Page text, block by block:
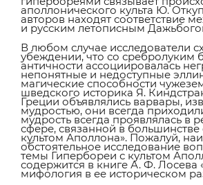
аполлонического культа Ю.
авторов находят соответствие
и русским летописным
В любом случае исследователи
убеждении, что со сребролуким
античности ассоциировалась
непонятные и недоступные
магические способности
шведского историка Я.
Греции объявлялись варвары,
мудростью, они всегда
мудрость всегда проявлялась в
сфере, связанной в большинстве
культом Аполлона». Пожалуй,
обстоятельное исследование
темы Гипербореи с культом
содержится в книге А. Ф. Лосева
мифология в ее историческом